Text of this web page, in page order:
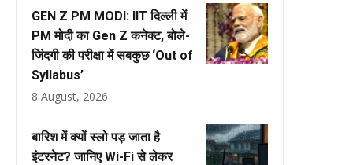
GEN Z PM MODI: IIT दिल्ली में
PM मोदी का Gen Z कनेक्ट, बोले-
जिंदगी की परीक्षा में सबकुछ ‘Out of
Syllabus’
8 August, 2026
बारिश में क्यों स्लो पड़ जाता है
इंटरनेट? जानिए Wi-Fi से लेकर